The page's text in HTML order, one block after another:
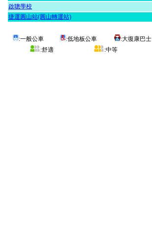
啟聰學校
捷運圓山站(圓山轉運站)
:一般公車 :低地板公車 :大復康巴士
:舒適
:中等